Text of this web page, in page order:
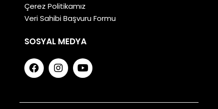
Çerez Politikamız
Veri Sahibi Başvuru Formu
SOSYAL MEDYA